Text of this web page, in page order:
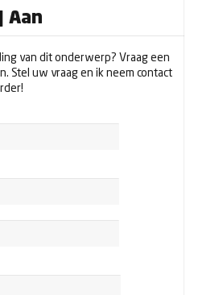
Aan
van dit onderwerp? Vraag een
Stel uw vraag en ik neem contact